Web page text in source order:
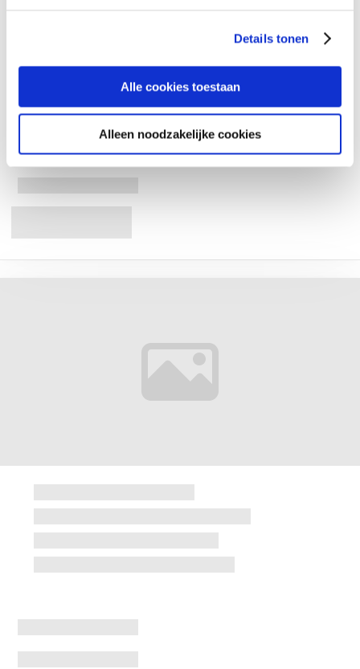
Details tonen
Alle cookies toestaan
Alleen noodzakelijke cookies